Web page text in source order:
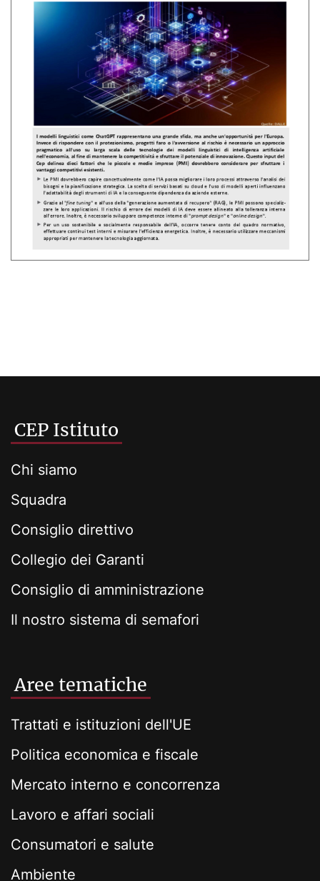
CEP Istituto
Chi siamo
Squadra
Consiglio direttivo
Collegio dei Garanti
Consiglio di amministrazione
Il nostro sistema di semafori
Aree tematiche
Trattati e istituzioni dell'UE
Politica economica e fiscale
Mercato interno e concorrenza
Lavoro e affari sociali
Consumatori e salute
Ambiente